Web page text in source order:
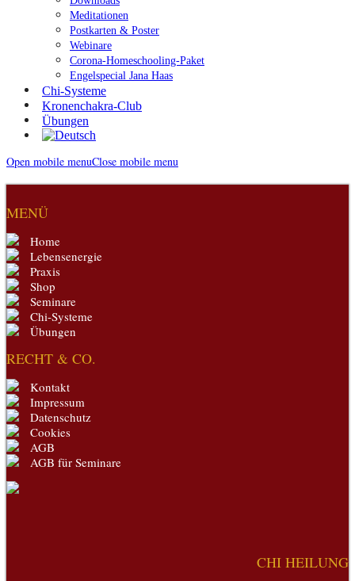
Meditationen
Postkarten & Poster
Webinare
Corona-Homeschooling-Paket
Engelspecial Jana Haas
Chi-Systeme
Kronenchakra-Club
Übungen
Open mobile menuClose mobile menu
MENÜ
Home
Lebensenergie
Praxis
Shop
Seminare
Chi-Systeme
Übungen
RECHT & CO.
Kontakt
Impressum
Datenschutz
Cookies
AGB
AGB für Seminare
CHI HEILUNG